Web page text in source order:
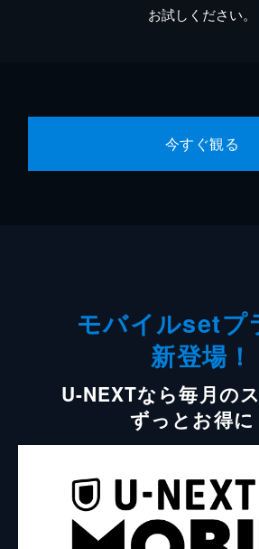
お試しください。
今すぐ観る
モバイルsetプ
新登場！
U-NEXTなら毎月の
ずっとお得に